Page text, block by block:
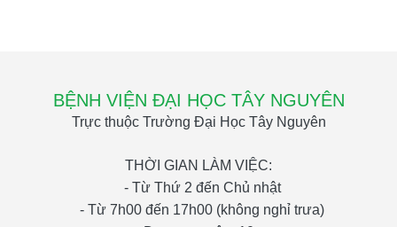
BỆNH VIỆN ĐẠI HỌC TÂY NGUYÊN
Trực thuộc Trường Đại Học Tây Nguyên
THỜI GIAN LÀM VIỆC:
- Từ Thứ 2 đến Chủ nhật
- Từ 7h00 đến 17h00 (không nghỉ trưa)